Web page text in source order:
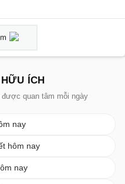
ÍCH
quan tâm mỗi ngày
nay
hôm nay
nay